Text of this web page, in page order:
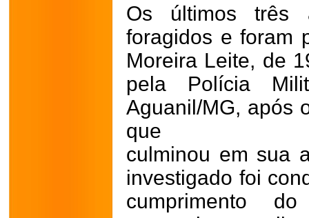
Os últimos três
foragidos e foram
Moreira Leite, de
pela Polícia
Aguanil/MG, após
que
culminou em sua
investigado foi
cumprimento